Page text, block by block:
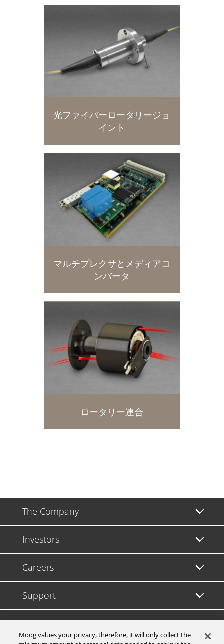
光ファイバーロータリージョ
イント
マルチプレクサとメディアコ
ンバータ
ロータリー連合
The Company
Investors
Careers
Support
Legal & Compliance
Moog values your privacy, therefore, it will only collect the